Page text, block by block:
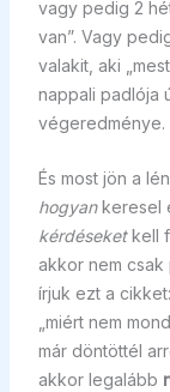
vagy pedig 2
van”. Vagy
valakit, aki
nappali padlója
végeredménye.
És most jön a
hogyankeresel
kérdéseketkell
akkor nem csak
írjuk ezt a
„miért nem
már döntöttél
akkor legalább